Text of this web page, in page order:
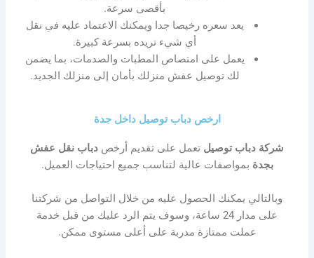
بأقصى سرعة.
يعد سعره رخيصا جدا ويمكنك الاعتماد عليه في نقل
أي شيء تريده بسرعة كبيرة.
يعمل على امتصاص المطبات والصدمات، بما يضمن
لك توصيل عفش منزلك بأمان إلى منزلك الجديد.
ارخص دباب توصيل داخل جدة
شركة دباب توصيل تعمل على تقديم أرخص دباب نقل عفش
بجدة بمواصفات عالية لتناسب جميع احتياجات العميل.
وبالتالي يمكنك الحصول عليه من خلال التواصل من شركتنا
على مدار 24 ساعة، وسوف يتم الرد عليك من قبل خدمة
عملت ممتازة مدربة على أعلى مستوى ممكن.